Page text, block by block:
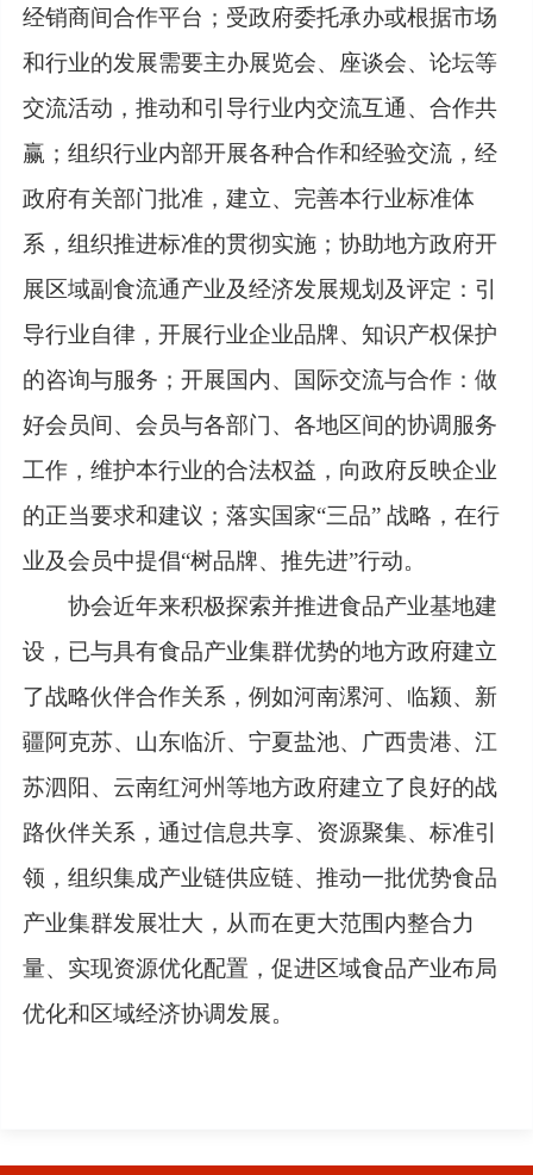
经销商间合作平台；受政府委托承办或根据市场
和行业的发展需要主办展览会、座谈会、论坛等
交流活动，推动和引导行业内交流互通、合作共
赢；组织行业内部开展各种合作和经验交流，经
政府有关部门批准，建立、完善本行业标准体
系，组织推进标准的贯彻实施；协助地方政府开
展区域副食流通产业及经济发展规划及评定：引
导行业自律，开展行业企业品牌、知识产权保护
的咨询与服务；开展国内、国际交流与合作：做
好会员间、会员与各部门、各地区间的协调服务
工作，维护本行业的合法权益，向政府反映企业
的正当要求和建议；落实国家“三品” 战略，在行
业及会员中提倡“树品牌、推先进”行动。
协会近年来积极探索并推进食品产业基地建
设，已与具有食品产业集群优势的地方政府建立
了战略伙伴合作关系，例如河南漯河、临颍、新
疆阿克苏、山东临沂、宁夏盐池、广西贵港、江
苏泗阳、云南红河州等地方政府建立了良好的战
路伙伴关系，通过信息共享、资源聚集、标准引
领，组织集成产业链供应链、推动一批优势食品
产业集群发展壮大，从而在更大范围内整合力
量、实现资源优化配置，促进区域食品产业布局
优化和区域经济协调发展。